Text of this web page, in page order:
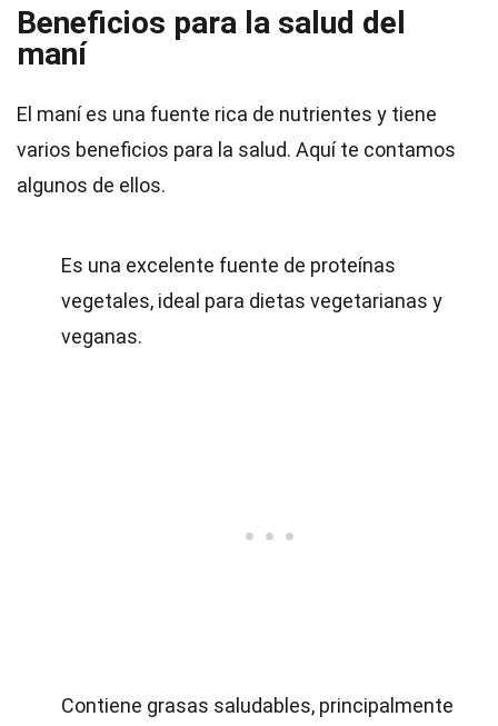
Beneficios para la salud del
maní
El maní es una fuente rica de nutrientes y tiene
varios beneficios para la salud. Aquí te contamos
algunos de ellos.
Es una excelente fuente de proteínas
vegetales, ideal para dietas vegetarianas y
veganas.
Contiene grasas saludables, principalmente